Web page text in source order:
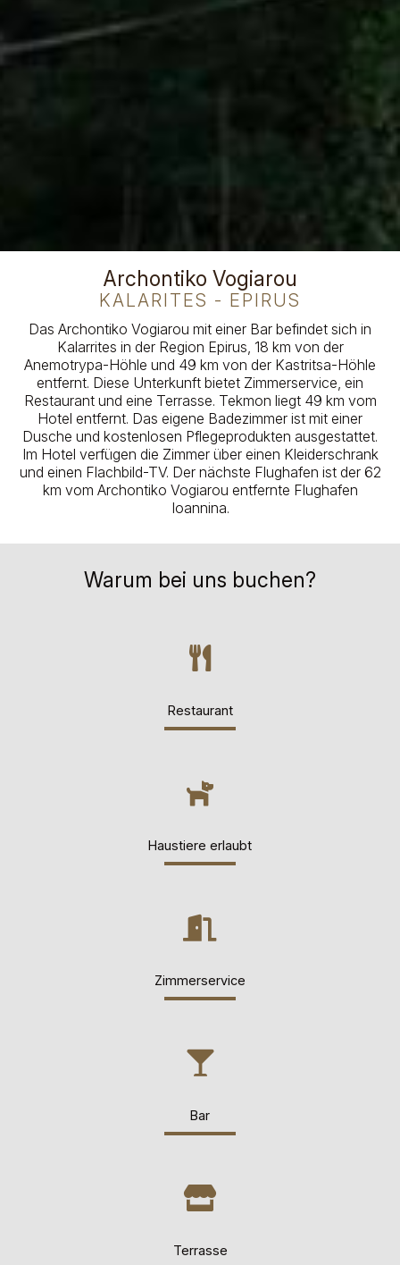
Archontiko Vogiarou
KALARITES - EPIRUS
Das Archontiko Vogiarou mit einer Bar befindet sich in
Kalarrites in der Region Epirus, 18 km von der
Anemotrypa-Höhle und 49 km von der Kastritsa-Höhle
entfernt. Diese Unterkunft bietet Zimmerservice, ein
Restaurant und eine Terrasse. Tekmon liegt 49 km vom
Hotel entfernt. Das eigene Badezimmer ist mit einer
Dusche und kostenlosen Pflegeprodukten ausgestattet.
Im Hotel verfügen die Zimmer über einen Kleiderschrank
und einen Flachbild-TV. Der nächste Flughafen ist der 62
km vom Archontiko Vogiarou entfernte Flughafen
Ioannina.
Warum bei uns buchen?
Restaurant
Haustiere erlaubt
Zimmerservice
Bar
Terrasse